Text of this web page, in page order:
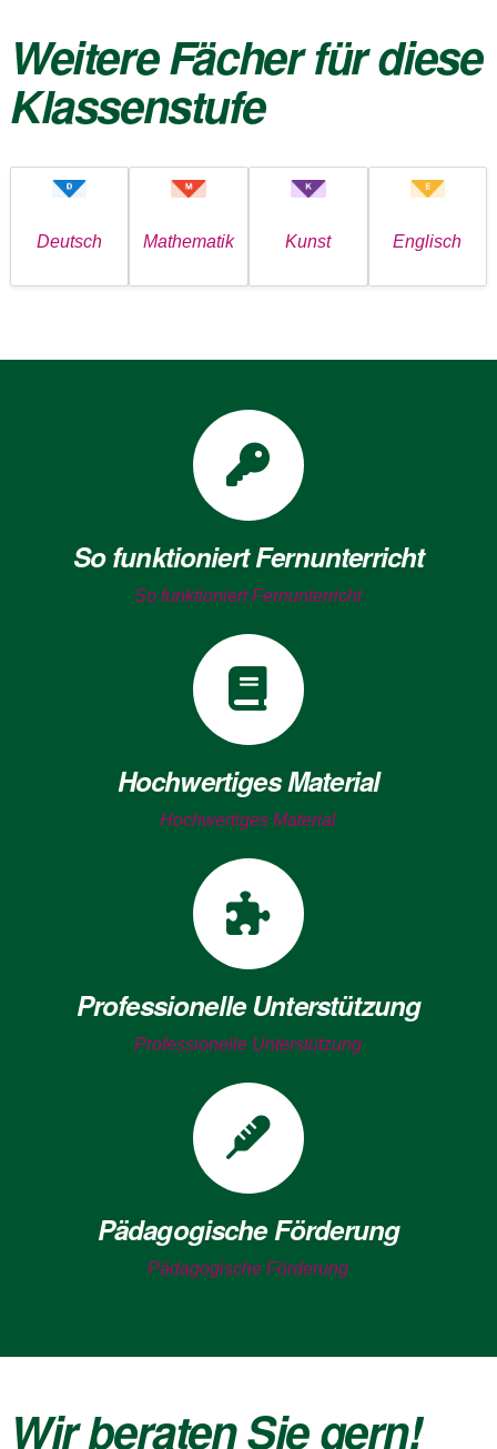
Weitere Fächer für diese
Klassenstufe
Deutsch Mathematik Kunst Englisch
So funktioniert Fernunterricht
So funktioniert Fernunterricht
Hochwertiges Material
Hochwertiges Material
Professionelle Unterstützung
Professionelle Unterstützung
Pädagogische Förderung
Pädagogische Förderung
Wir beraten Sie gern!